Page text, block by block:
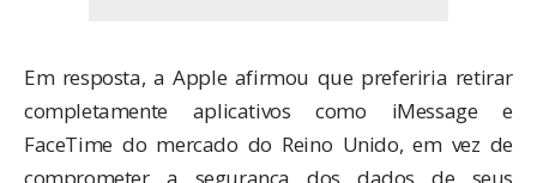
Em resposta, a Apple afirmou que preferiria retirar
completamente aplicativos como iMessage e
FaceTime do mercado do Reino Unido, em vez de
comprometer a segurança dos dados de seus